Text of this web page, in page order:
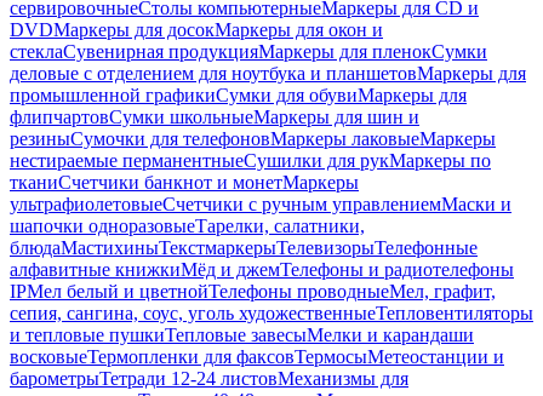
сервировочныеСтолы компьютерныеМаркеры для CD и
DVDМаркеры для досокМаркеры для окон и
стеклаСувенирная продукцияМаркеры для пленокСумки
деловые с отделением для ноутбука и планшетовМаркеры для
промышленной графикиСумки для обувиМаркеры для
флипчартовСумки школьныеМаркеры для шин и
резиныСумочки для телефоновМаркеры лаковыеМаркеры
нестираемые перманентныеСушилки для рукМаркеры по
тканиСчетчики банкнот и монетМаркеры
ультрафиолетовыеСчетчики с ручным управлениемМаски и
шапочки одноразовыеТарелки, салатники,
блюдаМастихиныТекстмаркерыТелевизорыТелефонные
алфавитные книжкиМёд и джемТелефоны и радиотелефоны
IPМел белый и цветнойТелефоны проводныеМел, графит,
сепия, сангина, соус, уголь художественныеТепловентиляторы
и тепловые пушкиТепловые завесыМелки и карандаши
восковыеТермопленки для факсовТермосыМетеостанции и
барометрыТетради 12-24 листовМеханизмы для